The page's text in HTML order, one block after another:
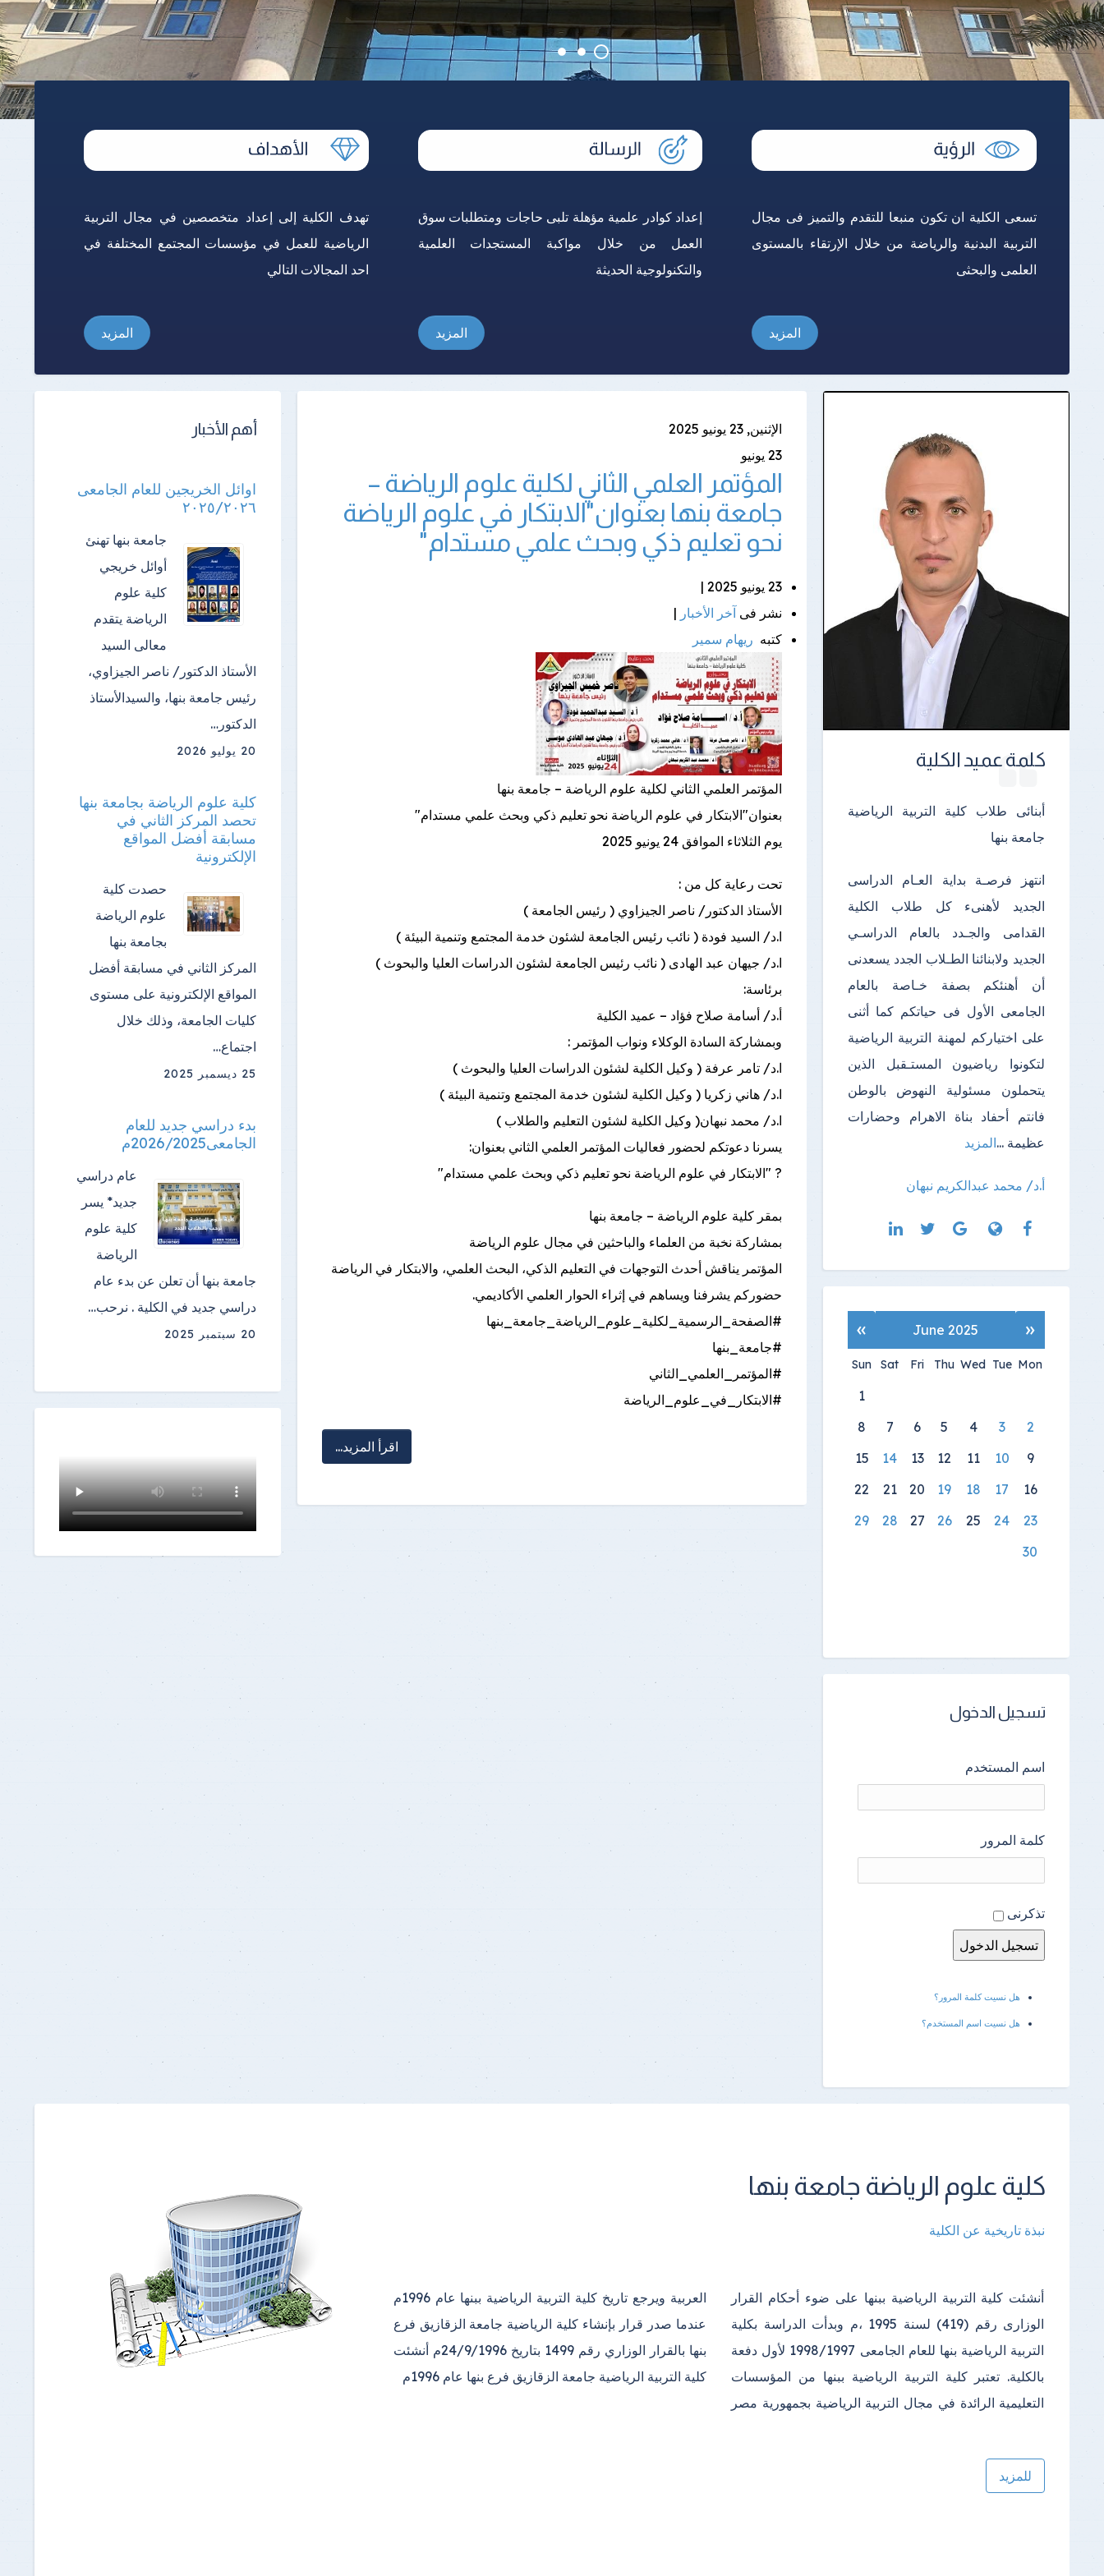
نتائج الامتحانات
تسعى الكلية ان تكون منبعا للتقدم والتميز فى مجال
التربية البدنية والرياضة من خلال الإرتقاء بالمستوى
العلمى والبحثى
المزيد
إعداد كوادر علمية مؤهلة تلبى حاجات ومتطلبات سوق
العمل من خلال مواكبة المستجدات العلمية
والتكنولوجية الحديثة
المزيد
تهدف الكلية إلى إعداد متخصصين في مجال التربية
الرياضية للعمل في مؤسسات المجتمع المختلفة في
احد المجالات التالي
المزيد
الإثنين, 23 يونيو 2025
23 يونيو
المؤتمر العلمي الثاني لكلية علوم الرياضة –
جامعة بنها بعنوان"الابتكار في علوم الرياضة
نحو تعليم ذكي وبحث علمي مستدام"
23 يونيو 2025 |
نشر فى آخر الأخبار |
كتبه ريهام سمير
المؤتمر العلمي الثاني لكلية علوم الرياضة – جامعة بنها
بعنوان"الابتكار في علوم الرياضة نحو تعليم ذكي وبحث علمي مستدام"
يوم الثلاثاء الموافق 24 يونيو 2025
تحت رعاية كل من :
الأستاذ الدكتور/ ناصر الجيزاوي ( رئيس الجامعة )
ا.د/ السيد فودة ( نائب رئيس الجامعة لشئون خدمة المجتمع وتنمية البيئة )
ا.د/ جيهان عبد الهادى ( نائب رئيس الجامعة لشئون الدراسات العليا والبحوث )
برئاسة:
أ.د/ أسامة صلاح فؤاد – عميد الكلية
وبمشاركة السادة الوكلاء ونواب المؤتمر :
ا.د/ تامر عرفة ( وكيل الكلية لشئون الدراسات العليا والبحوث )
ا.د/ هاني زكريا ( وكيل الكلية لشئون خدمة المجتمع وتنمية البيئة )
ا.د/ محمد نبهان( وكيل الكلية لشئون التعليم والطلاب )
يسرنا دعوتكم لحضور فعاليات المؤتمر العلمي الثاني بعنوان:
? "الابتكار في علوم الرياضة نحو تعليم ذكي وبحث علمي مستدام"
بمقر كلية علوم الرياضة – جامعة بنها
بمشاركة نخبة من العلماء والباحثين في مجال علوم الرياضة
المؤتمر يناقش أحدث التوجهات في التعليم الذكي، البحث العلمي، والابتكار في الرياضة
حضوركم يشرفنا ويساهم في إثراء الحوار العلمي الأكاديمي.
#الصفحة_الرسمية_لكلية_علوم_الرياضة_جامعة_بنها
#جامعة_بنها
#المؤتمر_العلمي_الثاني
#الابتكار_في_علوم_الرياضة
اقرأ المزيد...
كلمة عميد الكلية
أبنائى طلاب كلية التربية الرياضية
جامعة بنها
انتهز فرصـة بداية العـام الدراسى
الجديد لأهنىء كل طلاب الكلية
القدامى والجـدد بالعام الدراسـي
الجديد ولابنائنا الطـلاب الجدد يسعدنى
أن أهنئكم بصفة خـاصة بالعام
الجامعى الأول فى حياتكم كما أثنى
على اختياركم لمهنة التربية الرياضية
لتكونوا رياضيون المستـقبل الذين
يتحملون مسئولية النهوض بالوطن
فانتم أحفاد بناة الاهرام وحضارات
عظيمة ...المزيد
أ.د/ محمد عبدالكريم نبهان
«
June 2025
»
Mon
Tue
Wed
Thu
Fri
Sat
Sun
1
2
3
4
5
6
7
8
9
10
11
12
13
14
15
16
17
18
19
20
21
22
23
24
25
26
27
28
29
30
تسجيل الدخول
اسم المستخدم
كلمة المرور
تذكرنى
هل نسيت كلمة المرور؟
هل نسيت اسم المستخدم؟
أهم الأخبار
اوائل الخريجين للعام الجامعى
٢٠٢٥/٢٠٢٦
جامعة بنها تهنئ
أوائل خريجي
كلية علوم
الرياضة ​يتقدم
معالى السيد
الأستاذ الدكتور/ ناصر الجيزاوي،
رئيس جامعة بنها، والسيدالأستاذ
الدكتور…
20 يوليو 2026
كلية علوم الرياضة بجامعة بنها
تحصد المركز الثاني في
مسابقة أفضل المواقع
الإلكترونية
حصدت كلية
علوم الرياضة
بجامعة بنها
المركز الثاني في مسابقة أفضل
المواقع الإلكترونية على مستوى
كليات الجامعة، وذلك خلال
اجتماع…
25 ديسمبر 2025
بدء دراسي جديد للعام
الجامعى2026/2025م
عام دراسي
جديد* يسر
كلية علوم
الرياضة
جامعة بنها أن تعلن عن بدء عام
دراسي جديد في الكلية . نرحب…
20 سبتمبر 2025
كلية علوم الرياضة جامعة بنها
نبذة تاريخية عن الكلية
أنشئت كلية التربية الرياضية ببنها على ضوء أحكام القرار
الوزارى رقم (419) لسنة 1995 ،م وبدأت الدراسة بكلية
التربية الرياضية بنها للعام الجامعى 1998/1997 لأول دفعة
بالكلية. تعتبر كلية التربية الرياضية ببنها من المؤسسات
التعليمية الرائدة في مجال التربية الرياضية بجمهورية مصر
العربية
ويرجع تاريخ كلية التربية الرياضية ببنها عام 1996م
عندما صدر قرار بإنشاء كلية الرياضية جامعة الزقازيق فرع
بنها بالقرار الوزاري رقم 1499 بتاريخ 24/9/1996م أنشئت
كلية التربية الرياضية جامعة الزقازيق فرع بنها عام 1996م
للمزيد